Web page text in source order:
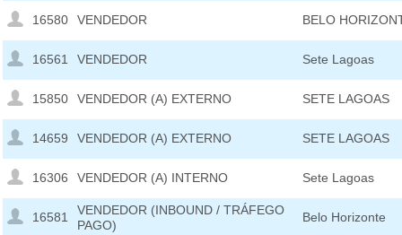
16580 VENDEDOR BELO
16561 VENDEDOR Sete Lagoas
15850 VENDEDOR (A) EXTERNO SETE LAGOAS
14659 VENDEDOR (A) EXTERNO SETE LAGOAS
16306 VENDEDOR (A) INTERNO Sete Lagoas
16581
VENDEDOR (INBOUND / TRÁFEGO
PAGO)
Belo Horizonte